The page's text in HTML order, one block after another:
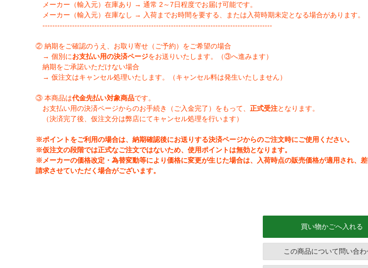
メーカー（輸入元）在庫あり → 通常 2～7日程度でお届け可能です。
メーカー（輸入元）在庫なし → 入荷までお時間を要する、または入荷時期未定となる場合があります。
---------------------------------------------------------------------------------------------
② 納期をご確認のうえ、お取り寄せ（ご予約）をご希望の場合
→ 個別にお支払い用の決済ページをお送りいたします。（③へ進みます）
納期をご承諾いただけない場合
→ 仮注文はキャンセル処理いたします。（キャンセル料は発生いたしません）
③ 本商品は代金先払い対象商品です。
お支払い用の決済ページからのお手続き（ご入金完了）をもって、 正式受注となります。
（決済完了後、仮注文分は弊店にてキャンセル処理を行います）
※ポイントをご利用の場合は、納期確認後にお送りする決済ページからのご注文時にご使用ください。
※仮注文の段階では正式なご注文ではないため、使用ポイントは無効となります。
※メーカーの価格改定・為替変動等により価格に変更が生じた場合は、入荷時点の販売価格が適用され、
請求させていただく場合がございます。
買い物かごへ入れる
この商品について問い合わ